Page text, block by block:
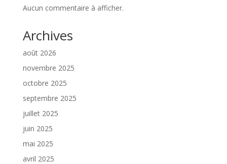
Aucun commentaire à afficher.
Archives
août 2026
novembre 2025
octobre 2025
septembre 2025
juillet 2025
juin 2025
mai 2025
avril 2025